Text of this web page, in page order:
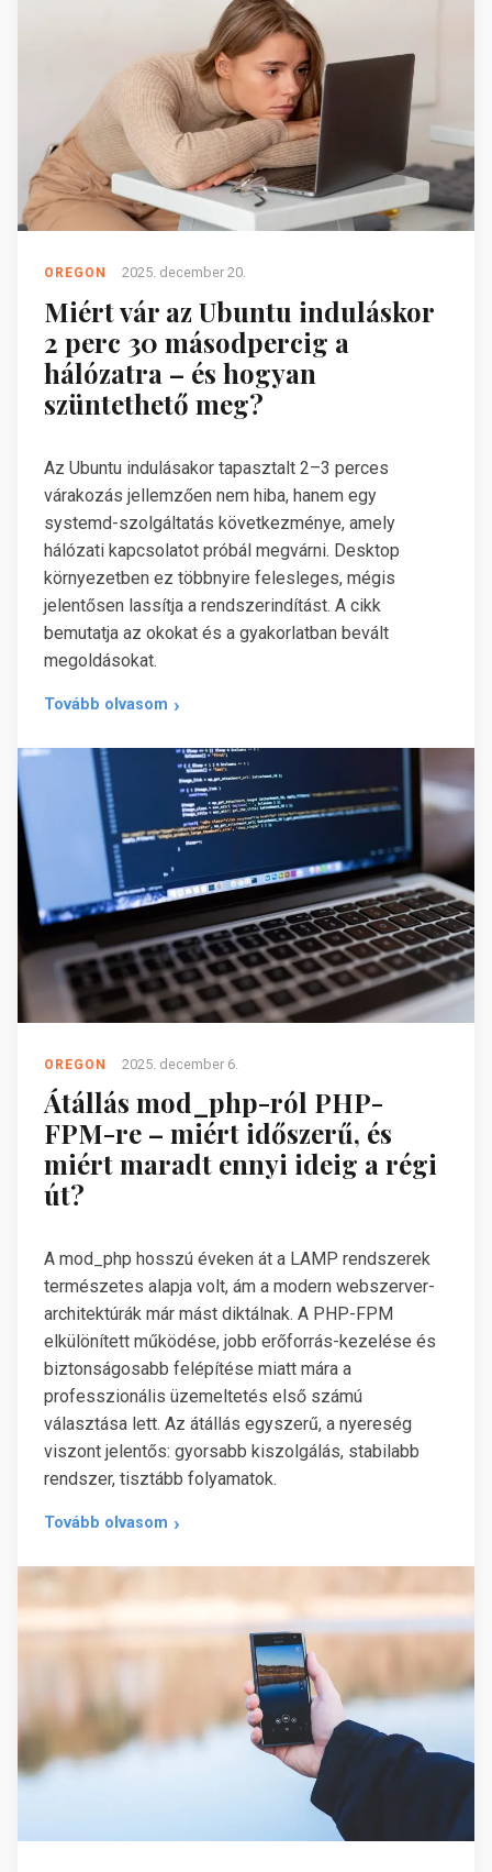
OREGON 2025. december 20.
Miért vár az Ubuntu induláskor
2 perc 30 másodpercig a
hálózatra – és hogyan
szüntethető meg?
Az Ubuntu indulásakor tapasztalt 2–3 perces
várakozás jellemzően nem hiba, hanem egy
systemd-szolgáltatás következménye, amely
hálózati kapcsolatot próbál megvárni. Desktop
környezetben ez többnyire felesleges, mégis
jelentősen lassítja a rendszerindítást. A cikk
bemutatja az okokat és a gyakorlatban bevált
megoldásokat.
Tovább olvasom
OREGON 2025. december 6.
Átállás mod_php-ról PHP-
FPM-re – miért időszerű, és
miért maradt ennyi ideig a régi
út?
A mod_php hosszú éveken át a LAMP rendszerek
természetes alapja volt, ám a modern webszerver-
architektúrák már mást diktálnak. A PHP-FPM
elkülönített működése, jobb erőforrás-kezelése és
biztonságosabb felépítése miatt mára a
professzionális üzemeltetés első számú
választása lett. Az átállás egyszerű, a nyereség
viszont jelentős: gyorsabb kiszolgálás, stabilabb
rendszer, tisztább folyamatok.
Tovább olvasom